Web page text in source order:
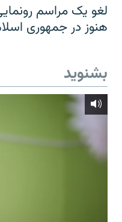
لغو یک مراسم
هنوز در جمهوری
بشنوید